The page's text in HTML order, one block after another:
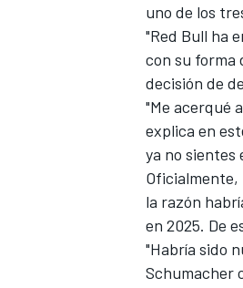
uno de los
"Red Bull ha
con su forma
decisión de
"Me acerqué
explica en
ya no sientes
Oficialmente,
la razón
en 2025. De
"Habría sido
Schumacher